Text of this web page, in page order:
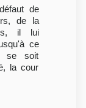
de
de la
il lui
ce
se soit
la cour